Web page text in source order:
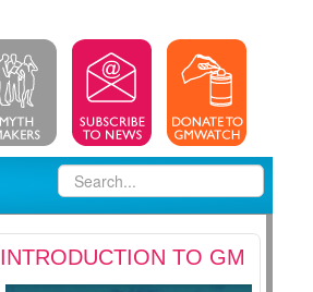
INTRODUCTION TO GM